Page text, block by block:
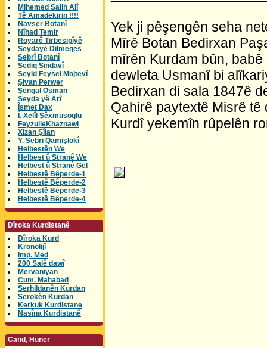
Mihemed Salih Alî
Tê Amadekirin !!!!
Navser Botanî
Nîhad Temir
Royarê Tirbesipîyê
Seydayê Dilmeqes
Sebrî Botanî
Sediq Sindavî
Seyid Feysel Mojtevî
Şivan Perwer
Şengal Osman
Seyda yê Arî
Îsmet Dax
Î. Xelîl Şêxmusoglu
FeyzulleKhaznawi
Xizan Şîlan
Y. Sebri Qamişlokî
Helbestên We
Helbest û Stranê We
Helbest û Stranê Gel
Helbestê Bêperde-1
Helbestê Bêperde-2
Helbestê Bêperde-3
Helbestê Bêperde-4
Dîroka Kurdistanê
Dîroka Kurd
Kronolijî
Imp. Med
200 Salê dawî
Mervaniyan
Cum. Mahabad
Serhildanên Kurdan
Serokên Kurdan
Kerkuk Kurdistane
Nasîna Kurdistanê
Cand, Huner
Yek ji pêşengên seha
Mîrê Botan Bedirxan
mîrên Kurdam bûn,
dewleta Usmanî bi
Bedirxan di sala 1847ê
Qahirê paytextê Misrê
Kurdî yekemîn rûpelên